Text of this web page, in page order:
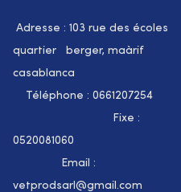
Adresse : 103 rue des écoles
quartier berger, maàrif
casablanca
Téléphone : 0661207254
Fixe :
0520081060
Email :
vetprodsarl@gmail.com